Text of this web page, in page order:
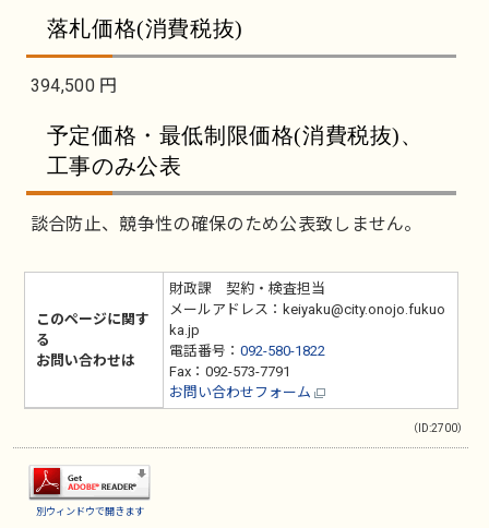
落札価格(消費税抜)
394,500 円
予定価格・最低制限価格(消費税抜)、
工事のみ公表
談合防止、競争性の確保のため公表致しません。
このページに関す
る
お問い合わせは
財政課 契約・検査担当
メールアドレス：keiyaku@city.onojo.fukuo
ka.jp
電話番号： 092-580-1822
Fax：092-573-7791
お問い合わせフォーム
（ID:2700）
別ウィンドウで開きます